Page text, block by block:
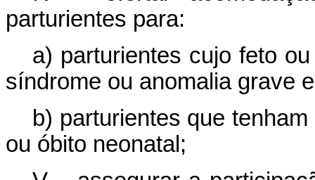
parturientes para:
a) parturientes cujo feto
síndrome ou anomalia grave
b) parturientes que
ou óbito neonatal;